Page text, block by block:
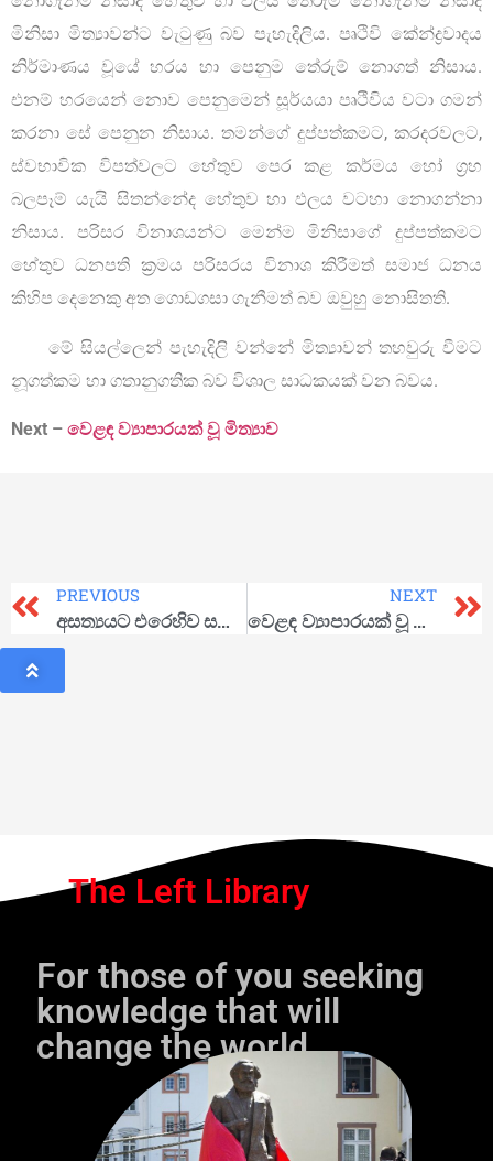
මිනිසා මිත්‍යාවන්ට වැටුණු බව පැහැදිලිය. පෘථිවි කේන්ද්‍රවාදය
නිර්මාණය වූයේ හරය හා පෙනුම තේරුම් නොගත් නිසාය.
එනම් හරයෙන් නොව පෙනුමෙන් සූර්යයා පෘථිවිය වටා ගමන්
කරනා සේ පෙනුන නිසාය. තමන්ගේ දුප්පත්කමට, කරදරවලට,
ස්වභාවික විපත්වලට හේතුව පෙර කළ කර්මය හෝ ග්‍රහ
බලපෑම් යැයි සිතන්නේද හේතුව හා ඵලය වටහා නොගන්නා
නිසාය. පරිසර විනාශයන්ට මෙන්ම මිනිසාගේ දුප්පත්කමට
හේතුව ධනපති ක්‍රමය පරිසරය විනාශ කිරීමත් සමාජ ධනය
කිහිප දෙනෙකු අත ගොඩගසා ගැනීමත් බව ඔවුහු නොසිතති.
මේ සියල්ලෙන් පැහැදිලි වන්නේ මිත්‍යාවන් තහවුරු වීමට
නූගත්කම හා ගතානුගතික බව විශාල සාධකයක් වන බවය.
Next – වෙළඳ ව්‍යාපාරයක් වූ මිත්‍යාව
PREVIOUS
අසත්‍යයට එරෙහිව සත්‍යය සටන් වදියි!
NEXT
වෙළඳ ව්‍යාපාරයක් වූ මිත්‍යාව
The Left Library
For those of you seeking
knowledge that will
change the world